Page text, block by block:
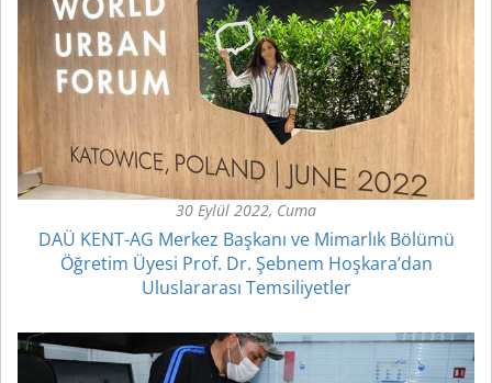
30 Eylül 2022, Cuma
DAÜ KENT-AG Merkez Başkanı ve Mimarlık Bölümü
Öğretim Üyesi Prof. Dr. Şebnem Hoşkara’dan
Uluslararası Temsiliyetler